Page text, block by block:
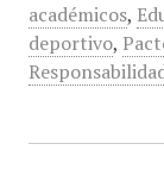
académicos,
deportivo,